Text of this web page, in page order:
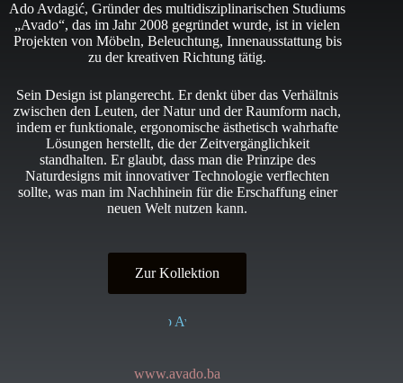
Ado Avdagić, Gründer des multidisziplinarischen Studiums
„Avado“, das im Jahr 2008 gegründet wurde, ist in vielen
Projekten von Möbeln, Beleuchtung, Innenausstattung bis
zu der kreativen Richtung tätig.
Sein Design ist plangerecht. Er denkt über das Verhältnis
zwischen den Leuten, der Natur und der Raumform nach,
indem er funktionale, ergonomische ästhetisch wahrhafte
Lösungen herstellt, die der Zeitvergänglichkeit
standhalten. Er glaubt, dass man die Prinzipe des
Naturdesigns mit innovativer Technologie verflechten
sollte, was man im Nachhinein für die Erschaffung einer
neuen Welt nutzen kann.
Zur Kollektion
www.avado.ba